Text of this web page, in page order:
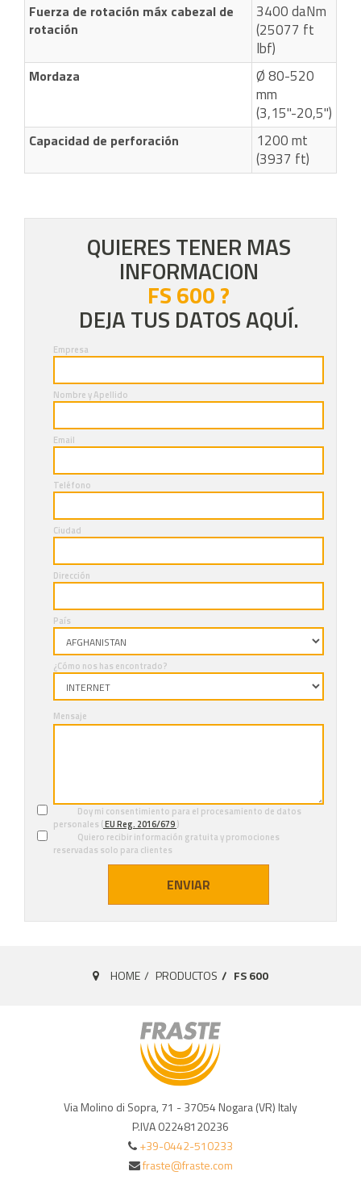
Fuerza de rotación máx cabezal de
rotación
3400 daNm
(25077 ft
lbf)
Mordaza
Ø 80-520
mm
(3,15"-20,5")
Capacidad de perforación
1200 mt
(3937 ft)
QUIERES TENER MAS
INFORMACION
FS 600 ?
DEJA TUS DATOS AQUÍ.
Empresa
Nombre y Apellido
Email
Teléfono
Ciudad
Dirección
País
¿Cómo nos has encontrado?
Mensaje
Doy mi consentimiento para el procesamiento de datos
personales (EU Reg. 2016/679)
Quiero recibir información gratuita y promociones
reservadas solo para clientes
ENVIAR
HOME PRODUCTOS FS 600
Via Molino di Sopra, 71 - 37054 Nogara (VR) Italy
P.IVA 02248120236
+39-0442-510233
fraste@fraste.com